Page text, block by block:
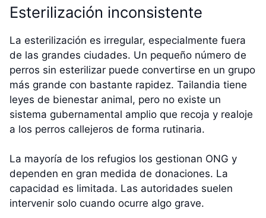
Esterilización inconsistente
La esterilización es irregular, especialmente fuera
de las grandes ciudades. Un pequeño número de
perros sin esterilizar puede convertirse en un grupo
más grande con bastante rapidez. Tailandia tiene
leyes de bienestar animal, pero no existe un
sistema gubernamental amplio que recoja y realoje
a los perros callejeros de forma rutinaria.
La mayoría de los refugios los gestionan ONG y
dependen en gran medida de donaciones. La
capacidad es limitada. Las autoridades suelen
intervenir solo cuando ocurre algo grave.